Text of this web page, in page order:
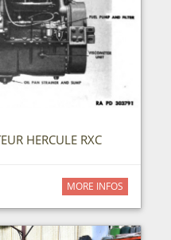
HERCULE RXC
MORE INFOS